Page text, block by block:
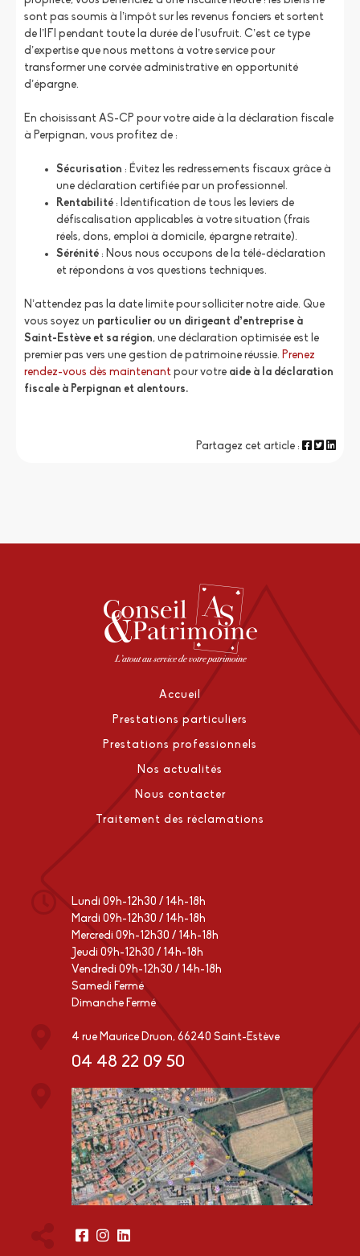
sont pas soumis à l’impôt sur les revenus fonciers et sortent
de l’IFI pendant toute la durée de l’usufruit. C’est ce type
d’expertise que nous mettons à votre service pour
transformer une corvée administrative en opportunité
d’épargne.
En choisissant AS-CP pour votre aide à la déclaration fiscale
à Perpignan, vous profitez de :
Sécurisation : Évitez les redressements fiscaux grâce à
une déclaration certifiée par un professionnel.
Rentabilité : Identification de tous les leviers de
défiscalisation applicables à votre situation (frais
réels, dons, emploi à domicile, épargne retraite).
Sérénité : Nous nous occupons de la télé-déclaration
et répondons à vos questions techniques.
N’attendez pas la date limite pour solliciter notre aide. Que
vous soyez un particulier ou un dirigeant d’entreprise à
Saint-Estève et sa région, une déclaration optimisée est le
premier pas vers une gestion de patrimoine réussie. Prenez
rendez-vous dès maintenant pour votre aide à la déclaration
fiscale à Perpignan et alentours.
Partagez cet article :
Accueil
Prestations particuliers
Prestations professionnels
Nos actualités
Nous contacter
Traitement des réclamations
Lundi 09h-12h30 / 14h-18h
Mardi 09h-12h30 / 14h-18h
Mercredi 09h-12h30 / 14h-18h
Jeudi 09h-12h30 / 14h-18h
Vendredi 09h-12h30 / 14h-18h
Samedi Fermé
Dimanche Fermé
4 rue Maurice Druon, 66240 Saint-Estève
04 48 22 09 50